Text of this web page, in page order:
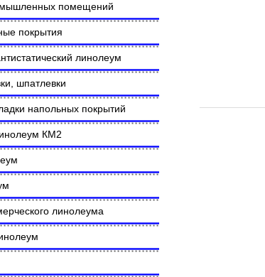
помещений
покрытия
линолеум
шпатлевки
напольных покрытий
КМ2
линолеума